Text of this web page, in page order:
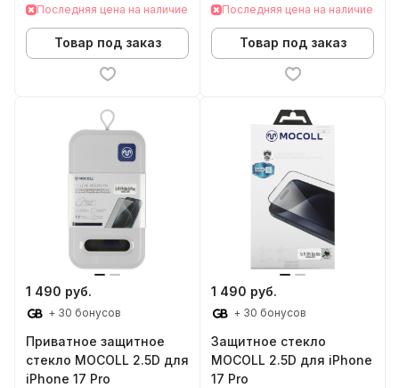
Последняя цена на наличие
Товар под заказ
MaxПоследняя цена на наличие
Товар под заказ
1 490 руб.
+ 30 бонусов
Приватное защитное
стекло MOCOLL 2.5D для
iPhone 17 Pro
1 490 руб.
+ 30 бонусов
Защитное стекло
MOCOLL 2.5D для iPhone
17 Pro